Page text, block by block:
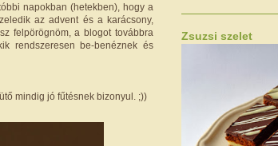
napokban (hetekben), hogy a
az advent és a karácsony,
felpörögnöm, a blogot továbbra
rendszeresen be-benéznek és
mindig jó fűtésnek bizonyul. ;))
Zsuzsi szelet